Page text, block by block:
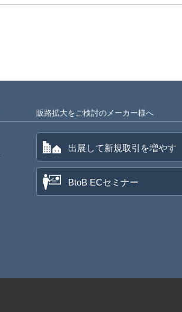
販路拡大をご検討のメーカー様へ
出展して新規取引を増やす
BtoB ECセミナー